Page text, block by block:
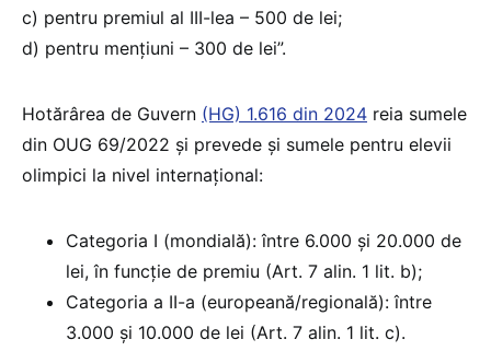
c) pentru premiul al III-lea – 500 de lei;
d) pentru mențiuni – 300 de lei”.
Hotărârea de Guvern (HG) 1.616 din 2024 reia sumele
din OUG 69/2022 și prevede și sumele pentru elevii
olimpici la nivel internațional:
Categoria I (mondială): între 6.000 și 20.000 de
lei, în funcție de premiu (Art. 7 alin. 1 lit. b);
Categoria a II-a (europeană/regională): între
3.000 și 10.000 de lei (Art. 7 alin. 1 lit. c).